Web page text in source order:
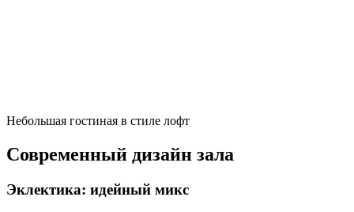
Небольшая гостиная в стиле лофт
Современный дизайн зала
Эклектика: идейный микс